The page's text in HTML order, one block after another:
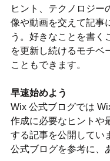
ヒント、テクノロジー
像や動画を交えて記事
う。好きなことを書く
を更新し続けるモチベ
こともできます。
早速始めよう
Wix 公式ブログでは
作成に必要なヒントや
する記事を公開してい
公式ブログを参考に、